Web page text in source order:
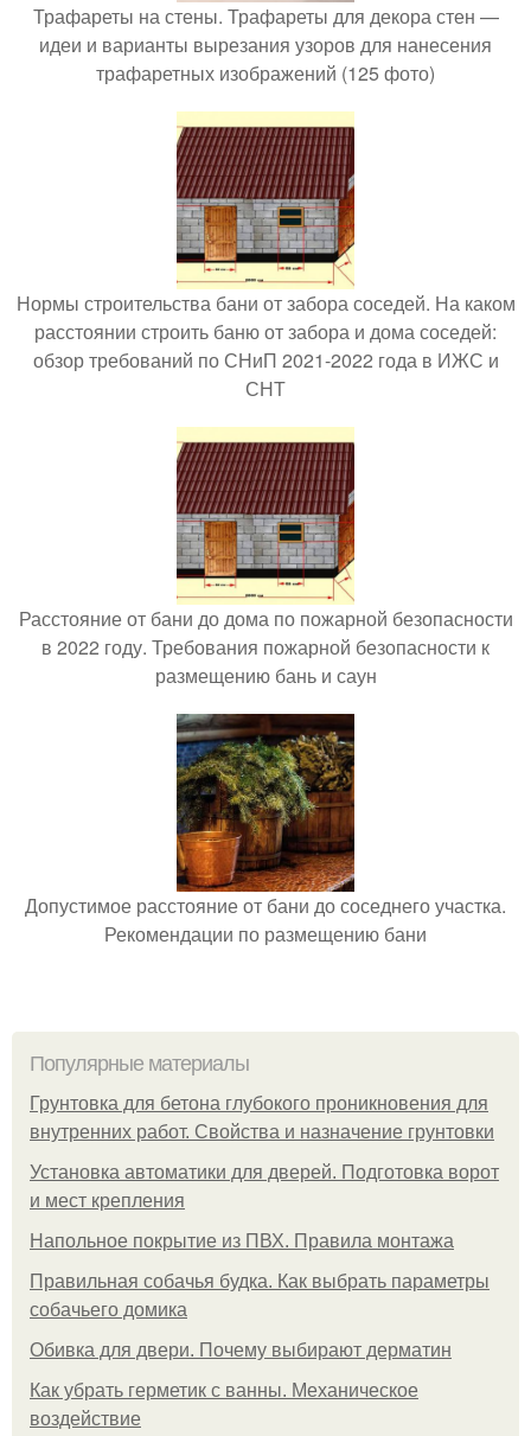
Трафареты на стены. Трафареты для декора стен —
идеи и варианты вырезания узоров для нанесения
трафаретных изображений (125 фото)
Нормы строительства бани от забора соседей. На каком
расстоянии строить баню от забора и дома соседей:
обзор требований по СНиП 2021-2022 года в ИЖС и
СНТ
Расстояние от бани до дома по пожарной безопасности
в 2022 году. Требования пожарной безопасности к
размещению бань и саун
Допустимое расстояние от бани до соседнего участка.
Рекомендации по размещению бани
Популярные материалы
Грунтовка для бетона глубокого проникновения для
внутренних работ. Свойства и назначение грунтовки
Установка автоматики для дверей. Подготовка ворот
и мест крепления
Напольное покрытие из ПВХ. Правила монтажа
Правильная собачья будка. Как выбрать параметры
собачьего домика
Обивка для двери. Почему выбирают дерматин
Как убрать герметик с ванны. Механическое
воздействие